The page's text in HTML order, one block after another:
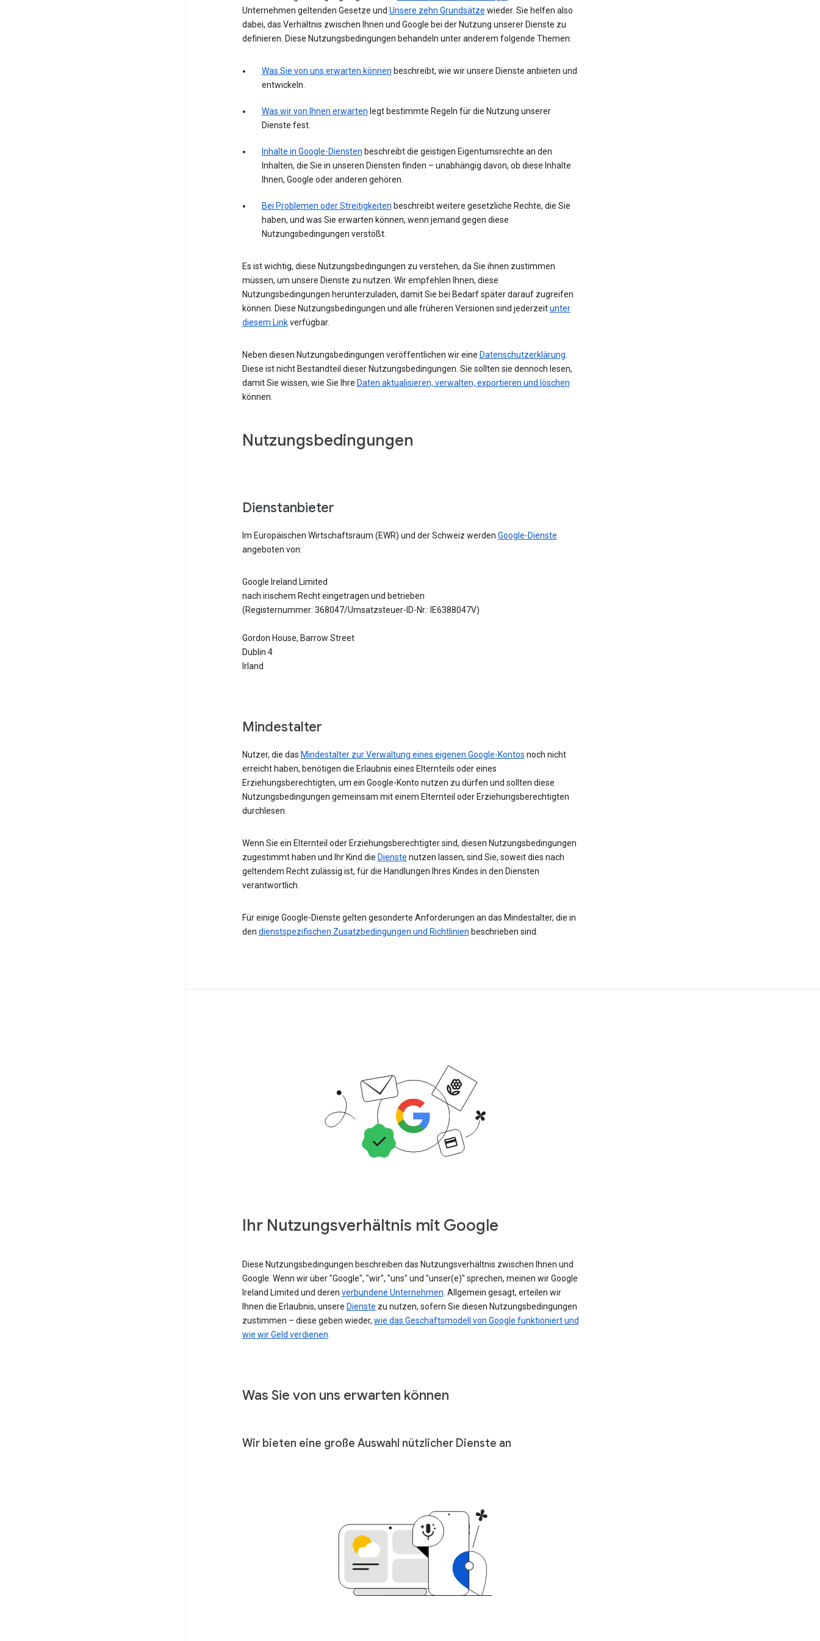
Unternehmen geltenden Gesetze und Unsere zehn Grundsätze wieder. Sie helfen also
dabei, das Verhältnis zwischen Ihnen und Google bei der Nutzung unserer Dienste zu
definieren. Diese Nutzungsbedingungen behandeln unter anderem folgende Themen:
Was Sie von uns erwarten können beschreibt, wie wir unsere Dienste anbieten und
entwickeln.
Was wir von Ihnen erwarten legt bestimmte Regeln für die Nutzung unserer
Dienste fest.
Inhalte in Google-Diensten beschreibt die geistigen Eigentumsrechte an den
Inhalten, die Sie in unseren Diensten finden – unabhängig davon, ob diese Inhalte
Ihnen, Google oder anderen gehören.
Bei Problemen oder Streitigkeiten beschreibt weitere gesetzliche Rechte, die Sie
haben, und was Sie erwarten können, wenn jemand gegen diese
Nutzungsbedingungen verstößt.
Es ist wichtig, diese Nutzungsbedingungen zu verstehen, da Sie ihnen zustimmen
müssen, um unsere Dienste zu nutzen. Wir empfehlen Ihnen, diese
Nutzungsbedingungen herunterzuladen, damit Sie bei Bedarf später darauf zugreifen
können. Diese Nutzungsbedingungen und alle früheren Versionen sind jederzeitunter
diesem Linkverfügbar.
Neben diesen Nutzungsbedingungen veröffentlichen wir eine Datenschutzerklärung
Diese ist nicht Bestandteil dieser Nutzungsbedingungen. Sie sollten sie dennoch lesen,
damit Sie wissen, wie Sie Ihre Daten aktualisieren, verwalten, exportieren und löschen
können.
Nutzungsbedingungen
Dienstanbieter
Im Europäischen Wirtschaftsraum (EWR) und der Schweiz werden Google-Dienste
angeboten von:
Google Ireland Limited
nach irischem Recht eingetragen und betrieben
(Registernummer: 368047/Umsatzsteuer-ID-Nr.: IE6388047V)
Gordon House, Barrow Street
Dublin 4
Irland
Mindestalter
Nutzer, die das Mindestalter zur Verwaltung eines eigenen Google-Kontos noch nicht
erreicht haben, benötigen die Erlaubnis eines Elternteils oder eines
Erziehungsberechtigten, um ein Google-Konto nutzen zu dürfen und sollten diese
Nutzungsbedingungen gemeinsam mit einem Elternteil oder Erziehungsberechtigten
durchlesen.
Wenn Sie ein Elternteil oder Erziehungsberechtigter sind, diesen Nutzungsbedingungen
zugestimmt haben und Ihr Kind die Dienste nutzen lassen, sind Sie, soweit dies nach
geltendem Recht zulässig ist, für die Handlungen Ihres Kindes in den Diensten
verantwortlich.
Für einige Google-Dienste gelten gesonderte Anforderungen an das Mindestalter, die in
den dienstspezifischen Zusatzbedingungen und Richtlinien beschrieben sind.
Ihr Nutzungsverhältnis mit Google
Diese Nutzungsbedingungen beschreiben das Nutzungsverhältnis zwischen Ihnen und
Google. Wenn wir über "Google", "wir", "uns" und "unser(e)" sprechen, meinen wir Google
Ireland Limited und deren verbundene Unternehmen. Allgemein gesagt, erteilen wir
Ihnen die Erlaubnis, unsere Dienste zu nutzen, sofern Sie diesen Nutzungsbedingungen
zustimmen – diese geben wieder, wie das Geschäftsmodell von Google funktioniert und
wie wir Geld verdienen.
Was Sie von uns erwarten können
Wir bieten eine große Auswahl nützlicher Dienste an